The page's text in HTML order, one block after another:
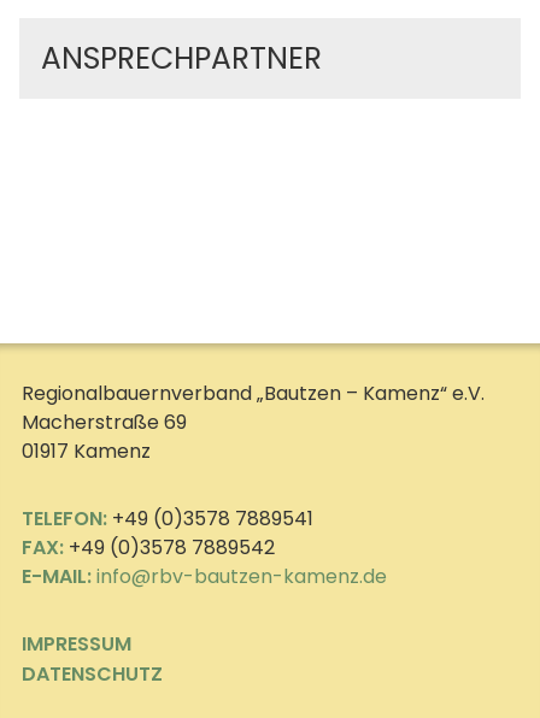
ANSPRECHPARTNER
Regionalbauernverband „Bautzen – Kamenz“ e.V.
Macherstraße 69
01917 Kamenz
TELEFON:+49 (0)3578 7889541
FAX:+49 (0)3578 7889542
E-MAIL:info@rbv-bautzen-kamenz.de
IMPRESSUM
DATENSCHUTZ